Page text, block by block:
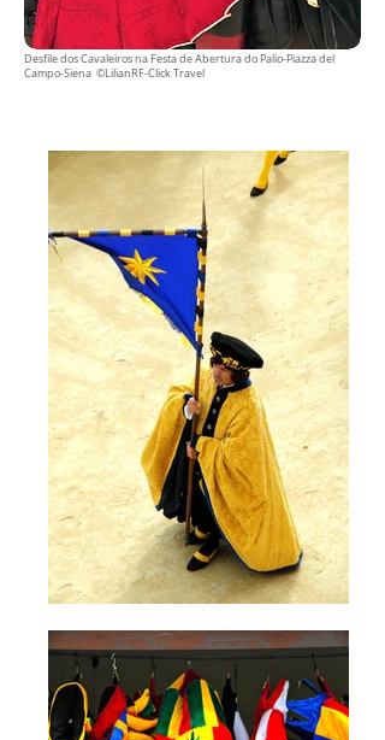
Desfile dos Cavaleiros na Festa de Abertura do Palio-Piazza del
Campo-Siena ©LilianRF-Click Travel